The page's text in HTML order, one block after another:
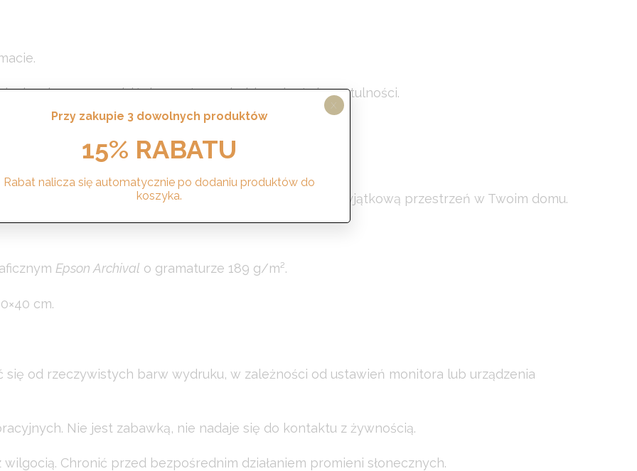
by wprowadzić do wnętrza odrobinę ciepła i przytulności.
autorskim.
radość, ciepło i spokój.
że ten plakat pomoże Ci stworzyć przytulną i wyjątkową przestrzeń w Twoim domu.
Epson Archival o gramaturze 189 g/m².
cm.
od rzeczywistych barw wydruku, w zależności od ustawień monitora lub urządzenia
Nie jest zabawką, nie nadaje się do kontaktu z żywnością.
Chronić przed bezpośrednim działaniem promieni słonecznych.
Przy zakupie 3 dowolnych produktów
15% RABATU
Rabat nalicza się automatycznie po dodaniu produktów do
koszyka.
X